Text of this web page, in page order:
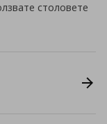
столовете